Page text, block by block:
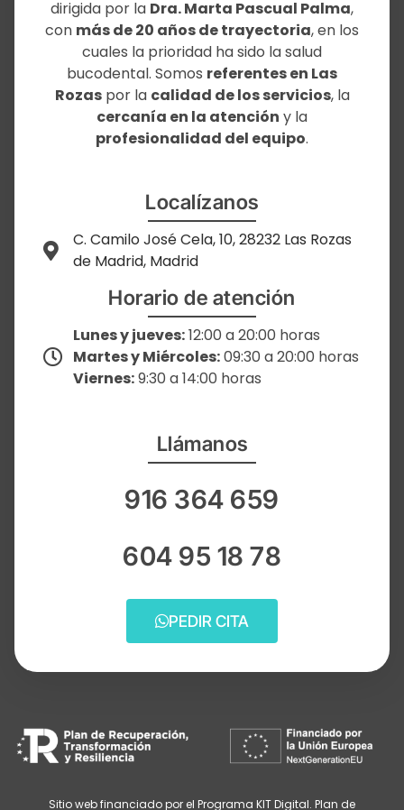
dirigida por la Dra. Marta Pascual Palma,
con más de 20 años de trayectoria, en los
cuales la prioridad ha sido la salud
bucodental. Somos referentes en Las
Rozaspor la calidad de los servicios, la
cercanía en la atención y la
profesionalidad del equipo.
Localízanos
C. Camilo José Cela, 10, 28232 Las Rozas
de Madrid, Madrid
Horario de atención
Lunes y jueves:12:00 a 20:00 horas
Martes y Miércoles:09:30 a 20:00 horas
Viernes:9:30 a 14:00 horas
Llámanos
916 364 659
604 95 18 78
PEDIR CITA
Sitio web financiado por el Programa KIT Digital. Plan de